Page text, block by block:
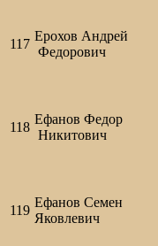
117
Ерохов Андрей
Федорович
118
Ефанов Федор
Никитович
119
Ефанов Семен
Яковлевич